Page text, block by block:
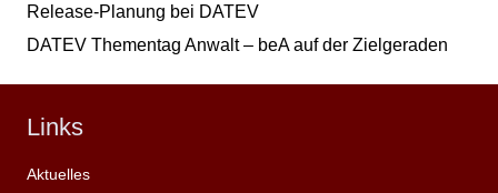
Release-Planung bei DATEV
DATEV Thementag Anwalt – beA auf der Zielgeraden
Links
Aktuelles